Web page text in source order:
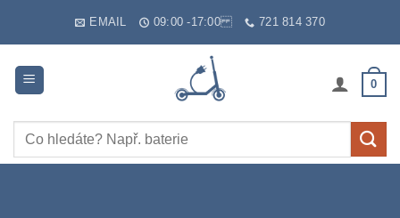
EMAIL 09:00 -17:00 721 814 370
0
Hledat: